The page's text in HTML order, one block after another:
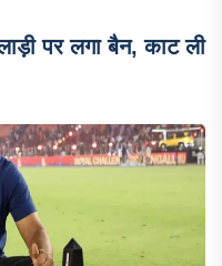
पर लगा बैन, काट ली